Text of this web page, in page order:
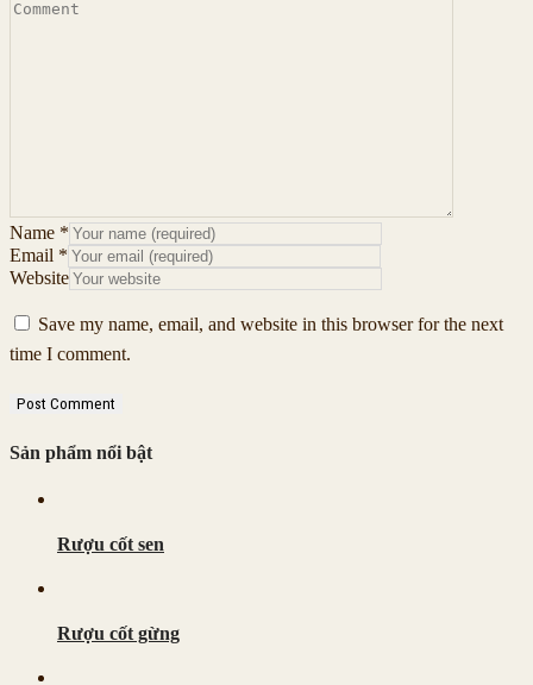
Name *
Email *
Website
Save my name, email, and website in this browser for the next
time I comment.
Sản phẩm nổi bật
Rượu cốt sen
Rượu cốt gừng